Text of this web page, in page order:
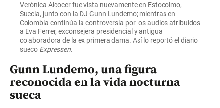
Verónica Alcocer fue vista nuevamente en Estocolmo,
Suecia, junto con la DJ Gunn Lundemo; mientras en
Colombia continúa la controversia por los audios atribuidos
a Eva Ferrer, exconsejera presidencial y antigua
colaboradora de la ex primera dama. Así lo reportó el diario
sueco Expressen.
Gunn Lundemo, una figura
reconocida en la vida nocturna
sueca